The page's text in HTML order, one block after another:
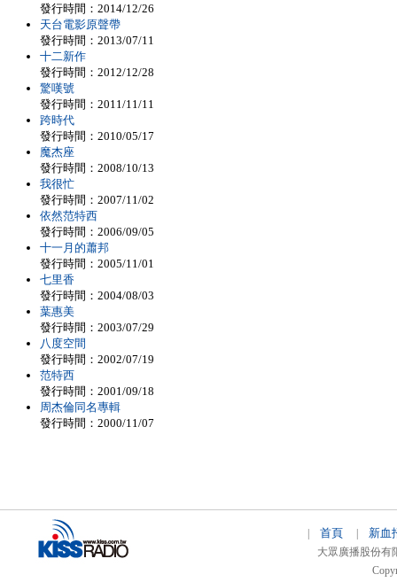
發行時間：2014/12/26
天台電影原聲帶
發行時間：2013/07/11
十二新作
發行時間：2012/12/28
驚嘆號
發行時間：2011/11/11
跨時代
發行時間：2010/05/17
魔杰座
發行時間：2008/10/13
我很忙
發行時間：2007/11/02
依然范特西
發行時間：2006/09/05
十一月的蕭邦
發行時間：2005/11/01
七里香
發行時間：2004/08/03
葉惠美
發行時間：2003/07/29
八度空間
發行時間：2002/07/19
范特西
發行時間：2001/09/18
周杰倫同名專輯
發行時間：2000/11/07
首頁 新血
大眾廣播股份有